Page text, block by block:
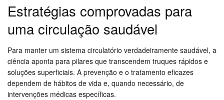
Estratégias comprovadas para
uma circulação saudável
Para manter um sistema circulatório verdadeiramente saudável, a
ciência aponta para pilares que transcendem truques rápidos e
soluções superficiais. A prevenção e o tratamento eficazes
dependem de hábitos de vida e, quando necessário, de
intervenções médicas específicas.